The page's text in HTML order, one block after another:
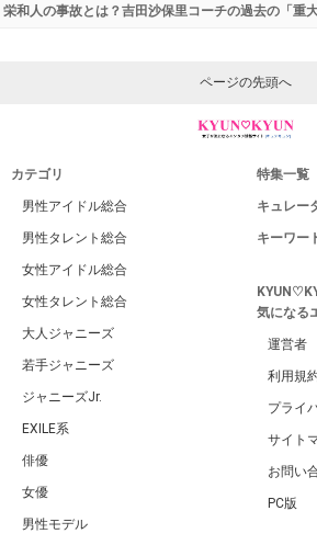
栄和人の事故とは？吉田沙保里コーチの過去の「重
ページの先頭へ
カテゴリ
男性アイドル総合
男性タレント総合
女性アイドル総合
女性タレント総合
大人ジャニーズ
若手ジャニーズ
ジャニーズJr.
EXILE系
俳優
女優
男性モデル
特集一覧
キュレー
キーワー
気になる
運営者
利用規
プライ
サイト
お問い
PC版